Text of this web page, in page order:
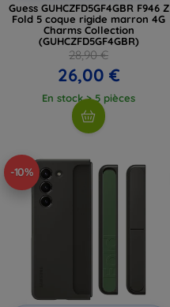
Guess GUHCZFD5GF4GBR F946 Z
Fold 5 coque rigide marron 4G
Charms Collection
(GUHCZFD5GF4GBR)
28,90 €
26,00 €
En stock > 5 pièces
-10%